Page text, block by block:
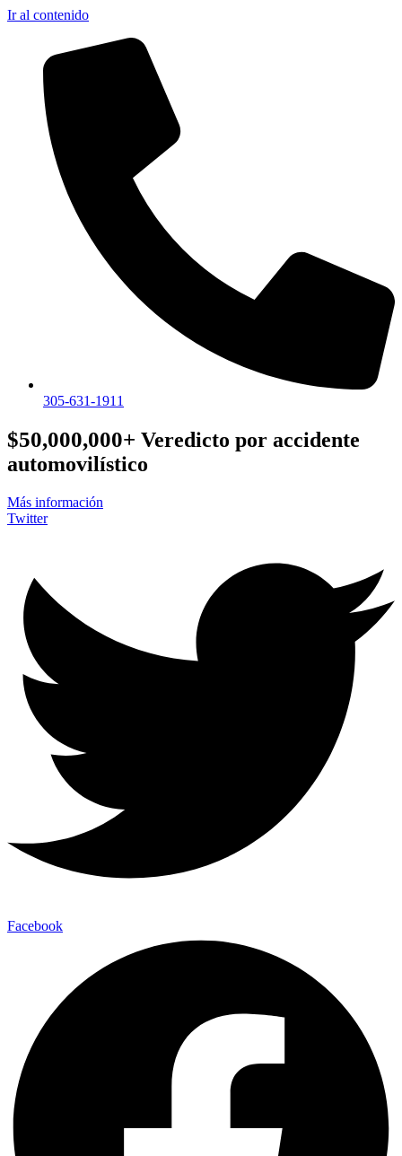
Ir al contenido
305-631-1911
$50,000,000+ Veredicto por accidente
automovilístico
Más información
Twitter
Facebook